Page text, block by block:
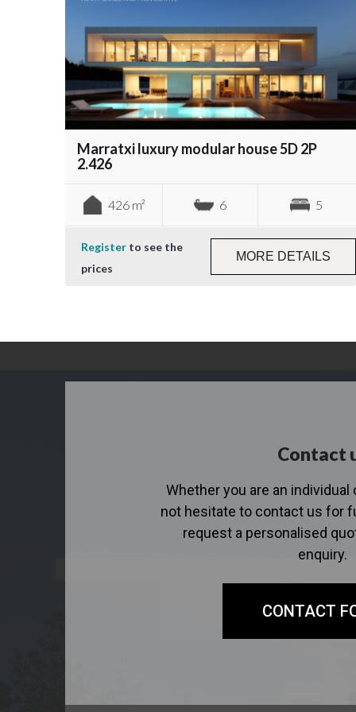
Marratxi luxury modular house 5D 2P
2.426
426 m² 6 5
Register to see the
prices
MORE DETAILS
Contact
Whether you are an individual
not hesitate to contact us for
request a personalised
enquiry.
CONTACT